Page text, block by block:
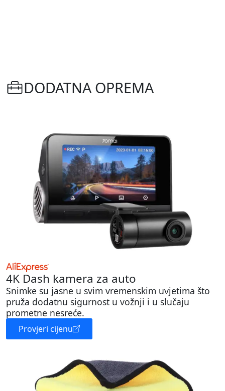
DODATNA OPREMA
4K Dash kamera za auto
Snimke su jasne u svim vremenskim uvjetima što
pruža dodatnu sigurnost u vožnji i u slučaju
prometne nesreće.
Provjeri cijenu